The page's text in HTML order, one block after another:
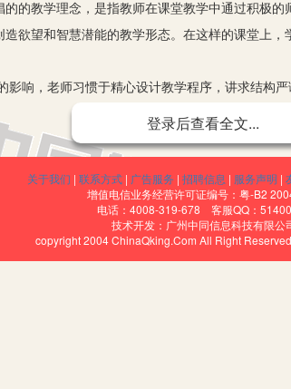
的的教学理念，是指教师在课堂教学中通过积极
欲望和智慧潜能的教学形态。在这样的课堂上
影响，老师习惯于精心设计教学程序，讲求结构
生之间的互动学习者心理的差别，让学生失去了
机械地按原先确定的一种思路教学，而应根据学
互作用过程中不可避免地会产生新问题，这就要
以往枯燥、乏味的学习氛围，将使课堂不断涌现
生成的课堂呢？
登录后查看全文...
关于我们 | 联系方式 | 广告服务 | 招聘信息 | 服务声明 |
增值电信业务经营许可证编号：粤-B2
电话：4008-319-678 客服QQ：
技术开发：广州中同信息科技有限公
copyright 2004 ChinaQking.Com All Right